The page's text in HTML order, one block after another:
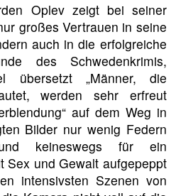
Oplev zeigt bei seiner
großes Vertrauen in seine
auch in die erfolgreiche
des Schwedenkrimis,
übersetzt „Männer, die
werden sehr erfreut
auf dem Weg in
Bilder nur wenig Federn
keineswegs für ein
Sex und Gewalt aufgepeppt
intensivsten Szenen von